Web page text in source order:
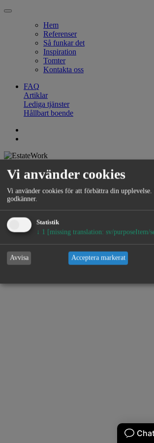
Hem
Referenser
Så funkar det
Inspiration
Tomter
Kontakta oss
FAQ
Artiklar
Lediga tjänster
Hållbart boende
FAQ | Artiklar | Lediga tjänster |
Vi använder cookies
Vi använder cookies för att förbättra din
godkänner.
Statistik
↓ 1 [missing translation: sv/purposeItem/
Avvisa Acceptera markerat